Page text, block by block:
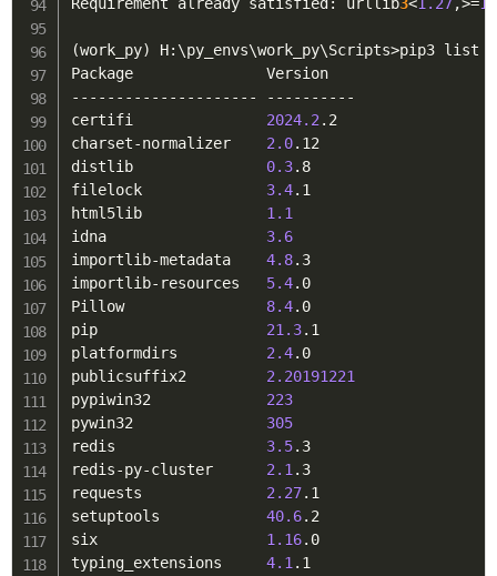
(work_py) H: \py_envs\work_py\Scripts>pip3 list
Package               Version
--------------------- ----------
certifi 2024.2 .2
charset-normalizer 2.0.12
distlib 0.3.8
filelock 3.4.1
html5lib 1.1
idna 3.6
importlib-metadata 4.8.3
importlib-resources 5.4.0
Pillow 8.4.0
pip 21.3.1
platformdirs 2.4.0
publicsuffix2 2.20191221
pypiwin32 223
pywin32 305
redis 3.5.3
redis-py-cluster 2.1 .3
requests 2.27.1
setuptools 40.6.2
six 1.16.0
typing_extensions 4.1 .1